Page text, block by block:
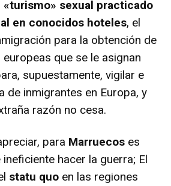
«turismo» sexual practicado
en conocidos hoteles, el
para la obtención de
que se le asignan
supuestamente, vigilar e
de inmigrantes en Europa, y
razón no cesa.
para Marruecos es
hacer la guerra; El
statu quo en las regiones